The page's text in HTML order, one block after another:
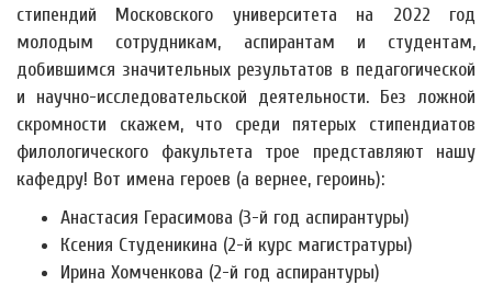
стипендий Московского университета на 2022 год
молодым сотрудникам, аспирантам и студентам,
добившимся значительных результатов в педагогической
и научно-исследовательской деятельности. Без ложной
скромности скажем, что среди пятерых стипендиатов
филологического факультета трое представляют нашу
кафедру! Вот имена героев (а вернее, героинь):
Анастасия Герасимова (3-й год аспирантуры)
Ксения Студеникина (2-й курс магистратуры)
Ирина Хомченкова (2-й год аспирантуры)